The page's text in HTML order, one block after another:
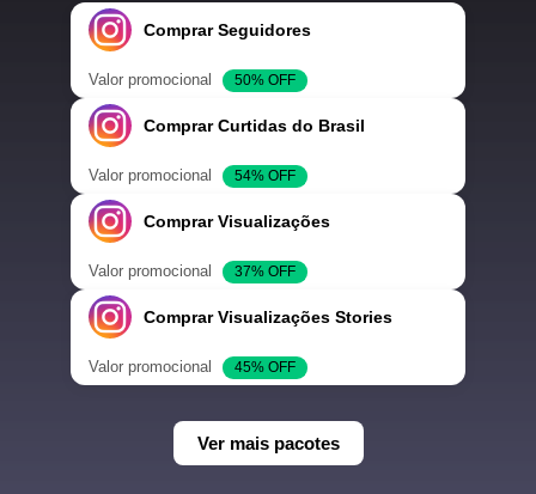
Comprar Seguidores
Valor promocional 50% OFF
Comprar Curtidas do Brasil
Valor promocional 54% OFF
Comprar Visualizações
Valor promocional 37% OFF
Comprar Visualizações Stories
Valor promocional 45% OFF
Ver mais pacotes